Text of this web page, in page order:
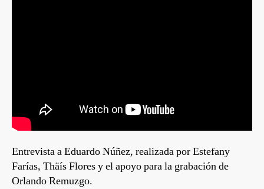
Entrevista a Eduardo Núñez, realizada por Estefany
Farías, Thäís Flores y el apoyo para la grabación de
Orlando Remuzgo.